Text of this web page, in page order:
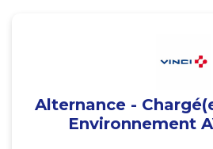
Alternance -
Environnement